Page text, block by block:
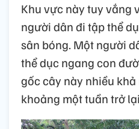
Khu vực này tuy vắng
người dân đi tập thể
sân bóng. Một người
thể dục ngang con
gốc cây này nhiều
khoảng một tuần trở